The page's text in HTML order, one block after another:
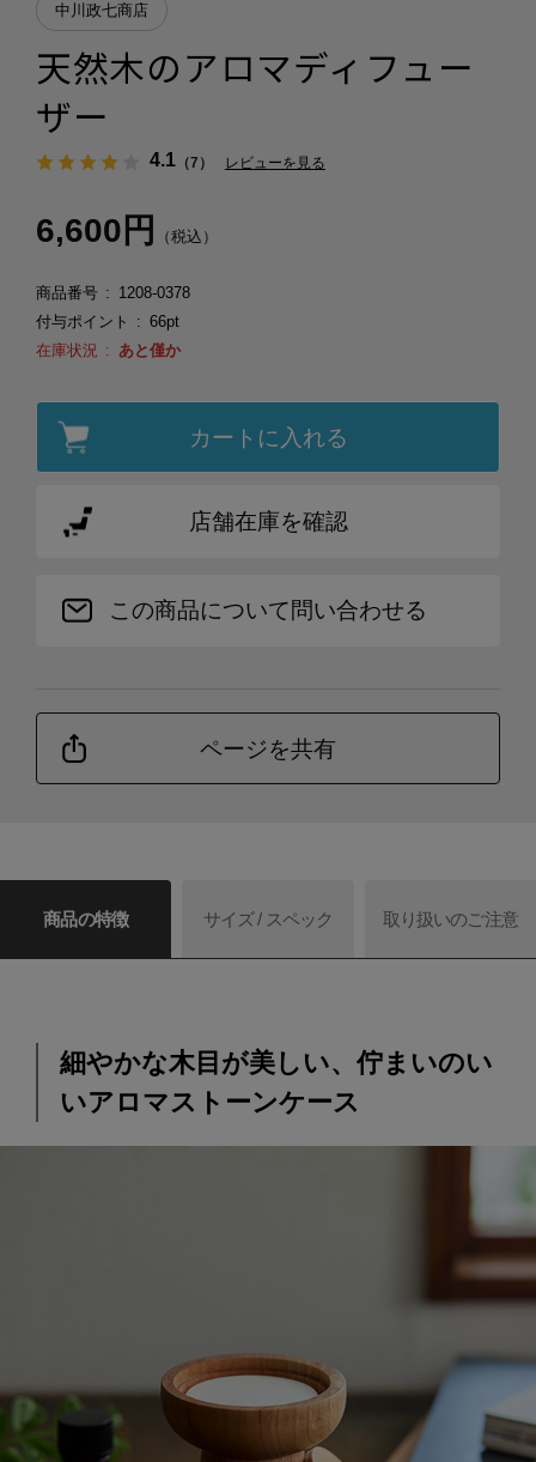
中川政七商店
天然木のアロマディフュー
ザー
4.1（7） レビューを見る
6,600円 （税込）
商品番号
1208-0378
付与ポイント
66pt
在庫状況
あと僅か
カートに入れる
店舗在庫を確認
この商品について問い合わせる
ページを共有
商品の特徴 サイズ / スペック 取り扱いのご注意
細やかな木目が美しい、佇まいのい
いアロマストーンケース